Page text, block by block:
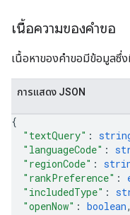
เนื้อความของคำขอ
เนื้อหาของคำขอมีข้อมูลซึ่
การแสดง JSON
{
"textQuery" :
"languageCode" :
"regionCode" :
"rankPreference" :
"includedType" :
"openNow" : boolean,